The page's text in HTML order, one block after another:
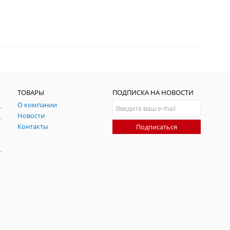
ГНСС
помех
помех
ТОВАРЫ
О компании
Новости
Контакты
ПОДПИСКА НА НОВОСТИ
Подписаться